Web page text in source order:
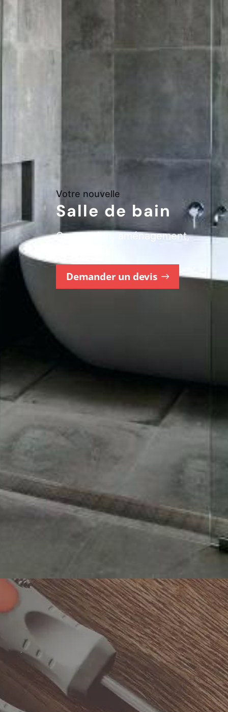
Votre nouvelle
Salle de bain
Conception, aménagement,
Demander un devis